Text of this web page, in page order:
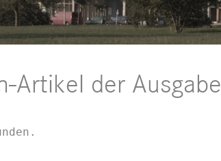
Artikel der Ausgabe